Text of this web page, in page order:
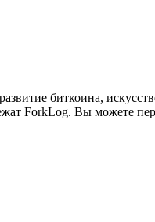
биткоина,
ForkLog. Вы можете